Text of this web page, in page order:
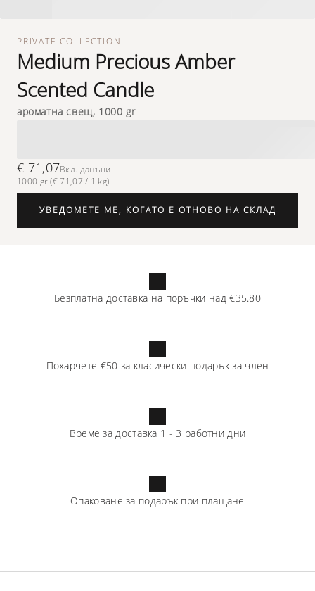
PRIVATE COLLECTION
Medium Precious Amber
Scented Candle
ароматна свещ, 1000 gr
€ 71,07Вкл. данъци
1000 gr (€ 71,07 / 1 kg)
УВЕДОМЕТЕ МЕ, КОГАТО Е ОТНОВО НА СКЛАД
Безплатна доставка на поръчки над €35.80
Похарчете €50 за класически подарък за член
Време за доставка 1 - 3 работни дни
Опаковане за подарък при плащане